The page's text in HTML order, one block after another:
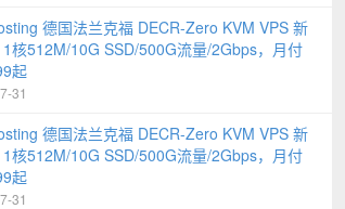
德国法兰克福 DECR-Zero KVM VPS 新
1核512M/10G SSD/500G流量/2Gbps，月付
起
31
德国法兰克福 DECR-Zero KVM VPS 新
1核512M/10G SSD/500G流量/2Gbps，月付
起
31